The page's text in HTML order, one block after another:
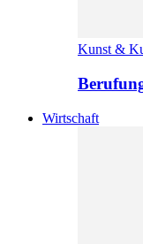
Kunst &
Wirtschaft